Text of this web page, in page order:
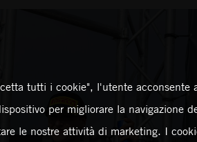
tutti i cookie", l'utente acconsente
per migliorare la navigazione
le nostre attività di marketing. I